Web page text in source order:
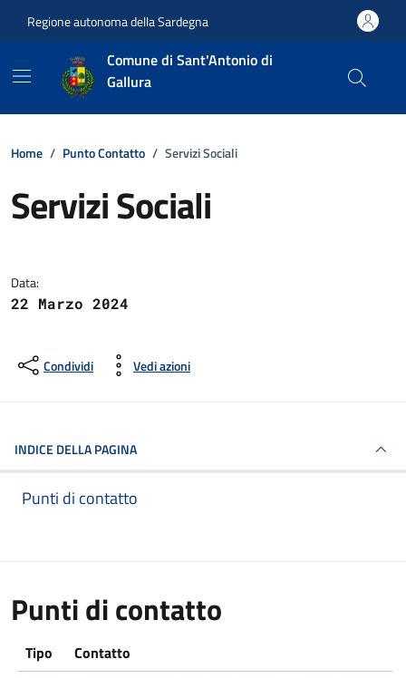
Regione autonoma della Sardegna
Comune di Sant'Antonio di
Gallura
Home Punto Contatto Servizi Sociali
Servizi Sociali
Data:
22 Marzo 2024
Condividi Vedi azioni
INDICE DELLA PAGINA
Punti di contatto
Punti di contatto
Tipo Contatto